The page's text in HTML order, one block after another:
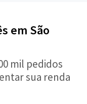
em São
mil pedidos
sua renda